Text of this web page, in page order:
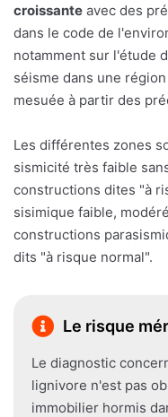
croissante avec des
dans le code de
notamment sur l'étude
séisme dans une
mesuée à partir des
Les différentes zones
sismicité très faible
constructions dites "à
sisimique faible,
constructions
dits "à risque normal".
Le risque
Le diagnostic
lignivore n'est pas
immobilier hormis